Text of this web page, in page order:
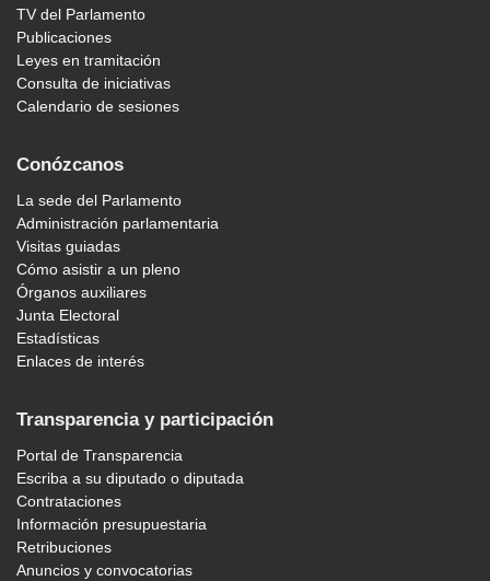
TV del Parlamento
Publicaciones
Leyes en tramitación
Consulta de iniciativas
Calendario de sesiones
Conózcanos
La sede del Parlamento
Administración parlamentaria
Visitas guiadas
Cómo asistir a un pleno
Órganos auxiliares
Junta Electoral
Estadísticas
Enlaces de interés
Transparencia y participación
Portal de Transparencia
Escriba a su diputado o diputada
Contrataciones
Información presupuestaria
Retribuciones
Anuncios y convocatorias